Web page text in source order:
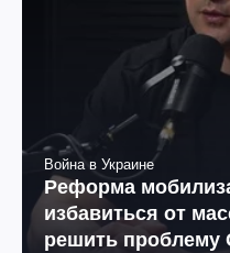
Война в Украине
Реформа
избавиться от
решить проблему